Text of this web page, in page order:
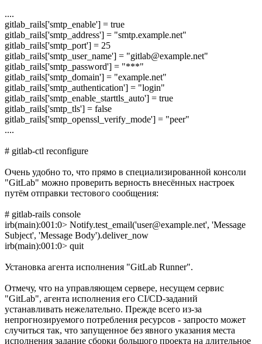
....
gitlab_rails['smtp_enable'] = true
gitlab_rails['smtp_address'] = "smtp.example.net"
gitlab_rails['smtp_port'] = 25
gitlab_rails['smtp_user_name'] = "gitlab@example.net"
gitlab_rails['smtp_password'] = "***"
gitlab_rails['smtp_domain'] = "example.net"
gitlab_rails['smtp_authentication'] = "login"
gitlab_rails['smtp_enable_starttls_auto'] = true
gitlab_rails['smtp_tls'] = false
gitlab_rails['smtp_openssl_verify_mode'] = "peer"
....
# gitlab-ctl reconfigure
Очень удобно то, что прямо в специализированной консоли
"GitLab" можно проверить верность внесённых настроек
путём отправки тестового сообщения:
# gitlab-rails console
irb(main):001:0> Notify.test_email('user@example.net', 'Message
Subject', 'Message Body').deliver_now
irb(main):001:0> quit
Установка агента исполнения "GitLab Runner".
Отмечу, что на управляющем сервере, несущем сервис
"GitLab", агента исполнения его CI/CD-заданий
устанавливать нежелательно. Прежде всего из-за
непрогнозируемого потребления ресурсов - запросто может
случиться так, что запущенное без явного указания места
исполнения задание сборки большого проекта на длительное